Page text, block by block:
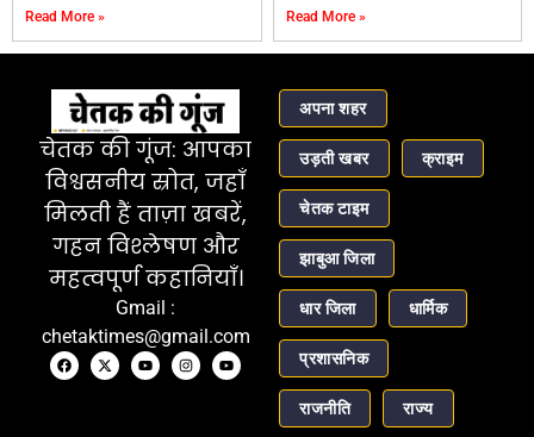
Read More » Read More »
चेतक की गूंज: आपका
विश्वसनीय स्रोत, जहाँ
मिलती हैं ताज़ा खबरें,
गहन विश्लेषण और
महत्वपूर्ण कहानियाँ।
Gmail :
chetaktimes@gmail.com
अपना शहर
उड़ती खबर क्राइम
चेतक टाइम
झाबुआ जिला
धार जिला धार्मिक
प्रशासनिक
राजनीति राज्य